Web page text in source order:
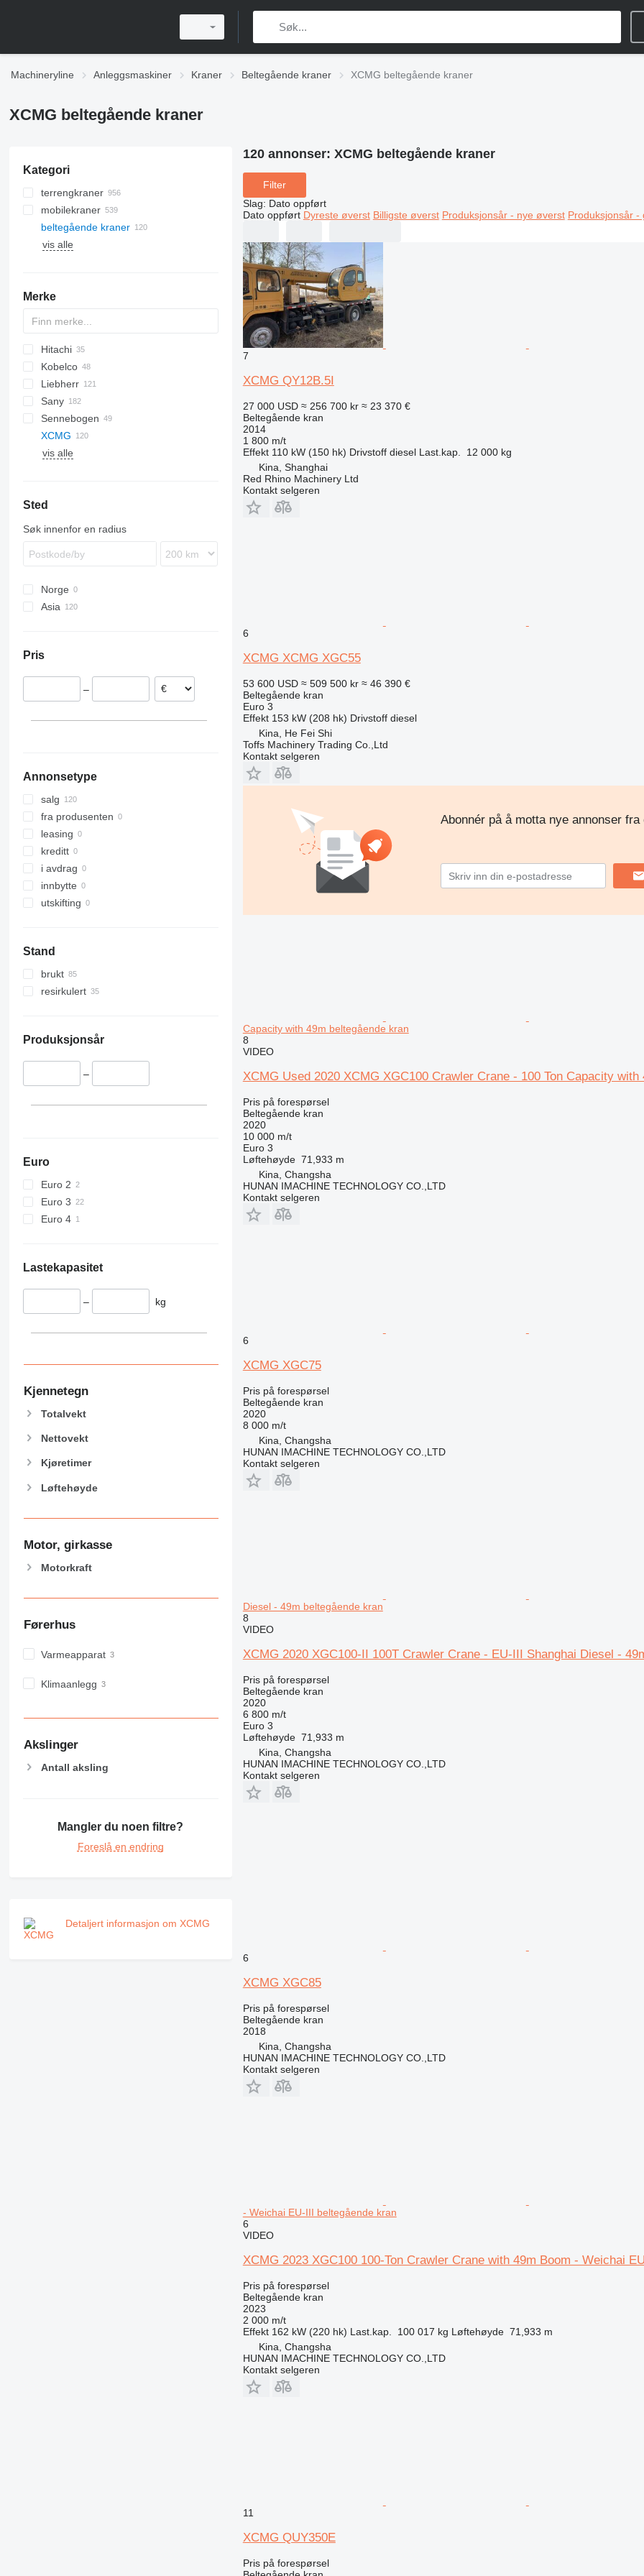
Machineryline Anleggsmaskiner Kraner Beltegående kraner XCMG beltegående kraner
XCMG beltegående kraner
Kategori
terrengkraner
mobilekraner
beltegående kraner
vis alle
Merke
5299
BC
MC
307
320
345
RH
CC
QUY
Hitachi
EX
KH
SCX
CCH
Kobelco
7045
7055
7065
7150
CKE
Liebherr
HS
LG
LR
LTR
LS
25
CC
LC
MC
250
Sany
SCC
STC
Sennebogen
613
640
690
2200
5500
6100
LS
SC
TTC
URW
XCMG
QY
QUY
vis alle
Sted
Søk innenfor en radius
Norge
Asia
Pris
–
Annonsetype
salg
fra produsenten
leasing
kreditt
i avdrag
innbytte
utskifting
Stand
brukt
resirkulert
Produksjonsår
–
Euro
Euro 2
Euro 3
Euro 4
Lastekapasitet
– kg
Kjennetegn
Totalvekt
Nettovekt
Kjøretimer
Løftehøyde
Motor, girkasse
Motorkraft
Førerhus
Varmeapparat
Klimaanlegg
Akslinger
Antall aksling
Mangler du noen filtre?
Foreslå en endring
Detaljert informasjon om XCMG
120 annonser: XCMG beltegående kraner
Filter
Slag: Dato oppført
Dato oppført Dyreste øverst Billigste øverst Produksjonsår - nye øverst Produksjonsår -
7
XCMG QY12B.5I
27 000 USD ≈ 256 700 kr ≈ 23 370 €
Beltegående kran
2014
1 800 m/t
Effekt 110 kW (150 hk) Drivstoff diesel Last.kap.
12 000 kg
Kina, Shanghai
Red Rhino Machinery Ltd
Kontakt selgeren
6
XCMG XCMG XGC55
53 600 USD ≈ 509 500 kr ≈ 46 390 €
Beltegående kran
Euro 3
Effekt 153 kW (208 hk) Drivstoff diesel
Kina, He Fei Shi
Toffs Machinery Trading Co.,Ltd
Kontakt selgeren
Abonnér på å motta nye annonser fra
Capacity with 49m beltegående kran
8
VIDEO
XCMG Used 2020 XCMG XGC100 Crawler Crane - 100 Ton Capacity with
Pris på forespørsel
Beltegående kran
2020
10 000 m/t
Euro 3
Løftehøyde 71,933 m
Kina, Changsha
HUNAN IMACHINE TECHNOLOGY CO.,LTD
Kontakt selgeren
6
XCMG XGC75
Pris på forespørsel
Beltegående kran
2020
8 000 m/t
Kina, Changsha
HUNAN IMACHINE TECHNOLOGY CO.,LTD
Kontakt selgeren
Diesel - 49m beltegående kran
8
VIDEO
XCMG 2020 XGC100-II 100T Crawler Crane - EU-III Shanghai Diesel -
Pris på forespørsel
Beltegående kran
2020
6 800 m/t
Euro 3
Løftehøyde 71,933 m
Kina, Changsha
HUNAN IMACHINE TECHNOLOGY CO.,LTD
Kontakt selgeren
6
XCMG XGC85
Pris på forespørsel
Beltegående kran
2018
Kina, Changsha
HUNAN IMACHINE TECHNOLOGY CO.,LTD
Kontakt selgeren
- Weichai EU-III beltegående kran
6
VIDEO
XCMG 2023 XGC100 100-Ton Crawler Crane with 49m Boom - Weichai
Pris på forespørsel
Beltegående kran
2023
2 000 m/t
Effekt 162 kW (220 hk) Last.kap. 100 017 kg Løftehøyde 71,933 m
Kina, Changsha
HUNAN IMACHINE TECHNOLOGY CO.,LTD
Kontakt selgeren
11
XCMG QUY350E
Pris på forespørsel